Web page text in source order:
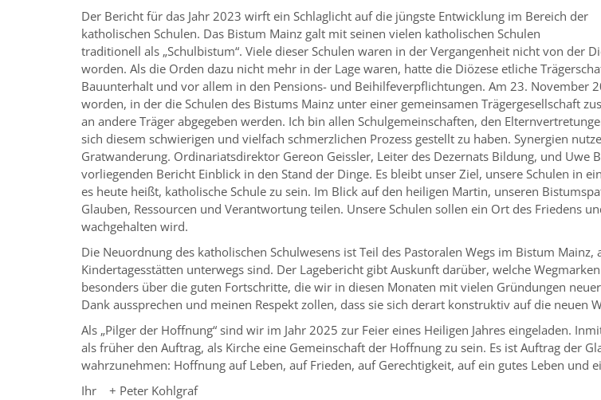
Der Bericht für das Jahr 2023 wirft ein Schlaglicht auf die jüngste Entwicklung im Bereich der
katholischen Schulen. Das Bistum Mainz galt mit seinen vielen katholischen Schulen
traditionell als „Schulbistum“. Viele dieser Schulen waren in der Vergangenheit nicht von der
worden. Als die Orden dazu nicht mehr in der Lage waren, hatte die Diözese etliche
Bauunterhalt und vor allem in den Pensions- und Beihilfeverpflichtungen. Am 23. November
worden, in der die Schulen des Bistums Mainz unter einer gemeinsamen Trägergesellschaft
an andere Träger abgegeben werden. Ich bin allen Schulgemeinschaften, den
sich diesem schwierigen und vielfach schmerzlichen Prozess gestellt zu haben. Synergien
Gratwanderung. Ordinariatsdirektor Gereon Geissler, Leiter des Dezernats Bildung, und Uwe
vorliegenden Bericht Einblick in den Stand der Dinge. Es bleibt unser Ziel, unsere Schulen in
es heute heißt, katholische Schule zu sein. Im Blick auf den heiligen Martin, unseren
Glauben, Ressourcen und Verantwortung teilen. Unsere Schulen sollen ein Ort des Friedens
wachgehalten wird.
Die Neuordnung des katholischen Schulwesens ist Teil des Pastoralen Wegs im Bistum
Kindertagesstätten unterwegs sind. Der Lagebericht gibt Auskunft darüber, welche
besonders über die guten Fortschritte, die wir in diesen Monaten mit vielen Gründungen
Dank aussprechen und meinen Respekt zollen, dass sie sich derart konstruktiv auf die neuen
Als „Pilger der Hoffnung“ sind wir im Jahr 2025 zur Feier eines Heiligen Jahres eingeladen.
als früher den Auftrag, als Kirche eine Gemeinschaft der Hoffnung zu sein. Es ist Auftrag der
wahrzunehmen: Hoffnung auf Leben, auf Frieden, auf Gerechtigkeit, auf ein gutes Leben und
Ihr + Peter Kohlgraf